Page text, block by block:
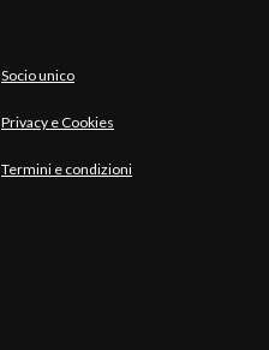
Socio unico
Privacy e Cookies
Termini e condizioni